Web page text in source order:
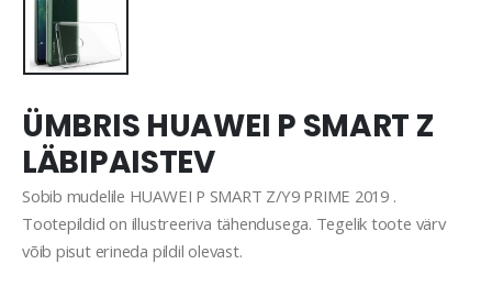
ÜMBRIS HUAWEI P SMART Z
LÄBIPAISTEV
Sobib mudelile HUAWEI P SMART Z/Y9 PRIME 2019 .
Tootepildid on illustreeriva tähendusega. Tegelik toote värv
võib pisut erineda pildil olevast.